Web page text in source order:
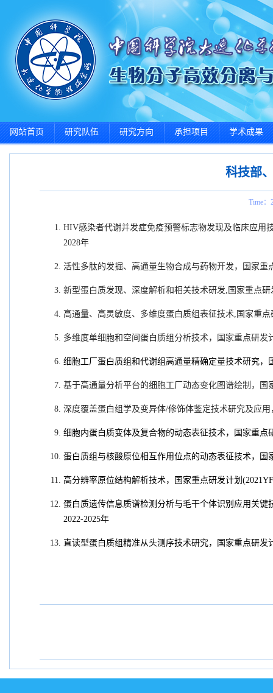
网站首页 研究队伍 研究方向 承担项目 学术成果
科技部
Time
HIV感染者代谢并发症免疫预警标志物发现及临床应用
2028年
活性多肽的发掘、高通量生物合成与药物开发， 国家重
新型蛋白质发现、深度解析和相关技术研发, 国家重点
高通量、高灵敏度、多维度蛋白质组表征技术,国家重点
多维度单细胞和空间蛋白质组分析技术，国家重点研发
细胞工厂蛋白质组和代谢组高通量精确定量技术研究，
基于高通量分析平台的细胞工厂动态变化图谱绘制， 国
深度覆盖蛋白组学及变异体/修饰体鉴定技术研究及应
细胞内蛋白质变体及复合物的动态表征技术，国家重点
蛋白质组与核酸原位相互作用位点的动态表征技术，国
高分辨率原位结构解析技术，国家重点研发计划
蛋白质遗传信息质谱检测分析与毛干个体识别应用关键
2022-2025年
直读型蛋白质组精准从头测序技术研究，国家重点研发